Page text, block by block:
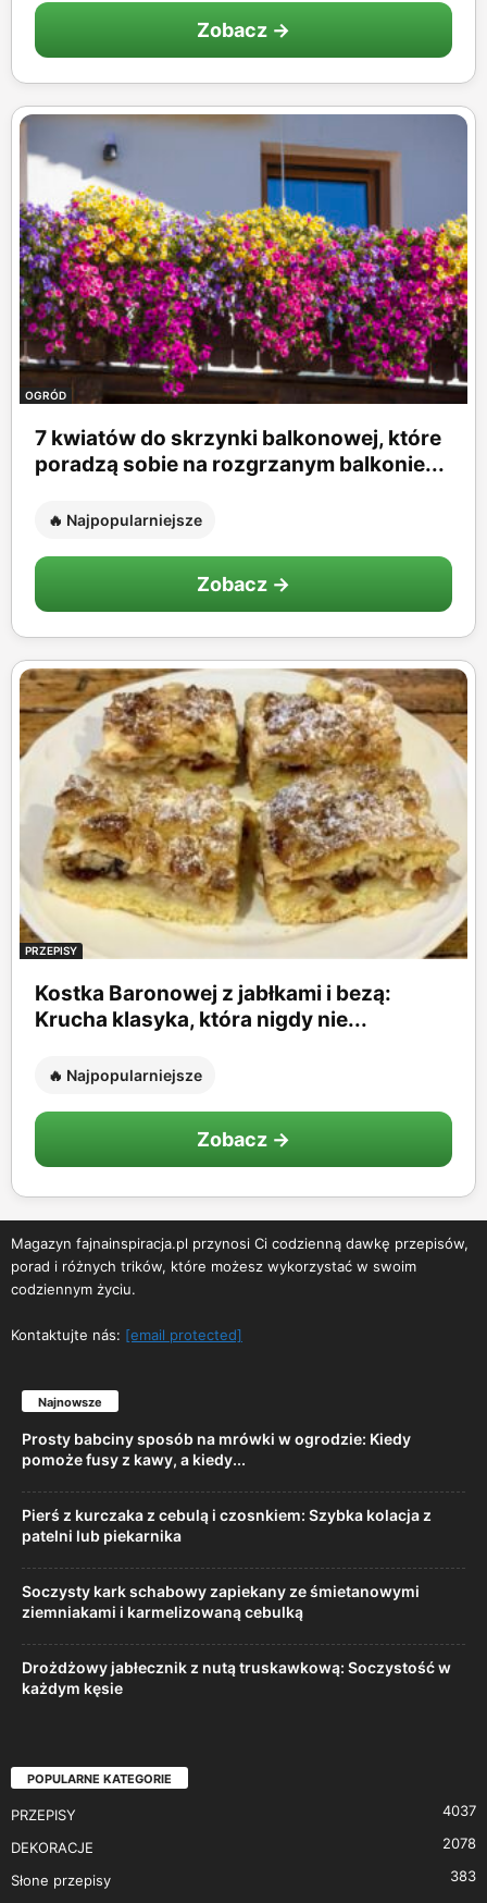
Zobacz →
OGRÓD
7 kwiatów do skrzynki balkonowej, które
poradzą sobie na rozgrzanym balkonie...
🔥 Najpopularniejsze
Zobacz →
PRZEPISY
Kostka Baronowej z jabłkami i bezą:
Krucha klasyka, która nigdy nie...
🔥 Najpopularniejsze
Zobacz →
Magazyn fajnainspiracja.pl przynosi Ci codzienną dawkę przepisów,
porad i różnych trików, które możesz wykorzystać w swoim
codziennym życiu.
Kontaktujte nás: [email protected]
Najnowsze
Prosty babciny sposób na mrówki w ogrodzie: Kiedy
pomoże fusy z kawy, a kiedy...
Pierś z kurczaka z cebulą i czosnkiem: Szybka kolacja z
patelni lub piekarnika
Soczysty kark schabowy zapiekany ze śmietanowymi
ziemniakami i karmelizowaną cebulką
Drożdżowy jabłecznik z nutą truskawkową: Soczystość w
każdym kęsie
POPULARNE KATEGORIE
PRZEPISY 4037
DEKORACJE 2078
Słone przepisy
383